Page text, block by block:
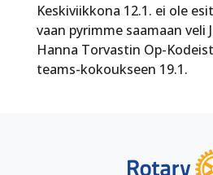
Keskiviikkona 12.1. ei ole
vaan pyrimme saamaan veli
Hanna Torvastin Op-
teams-kokoukseen 19.1.